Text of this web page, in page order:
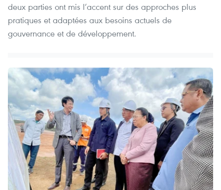
deux parties ont mis l’accent sur des approches plus
pratiques et adaptées aux besoins actuels de
gouvernance et de développement.